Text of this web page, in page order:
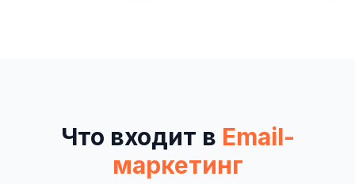
Что входит в Email-
маркетинг